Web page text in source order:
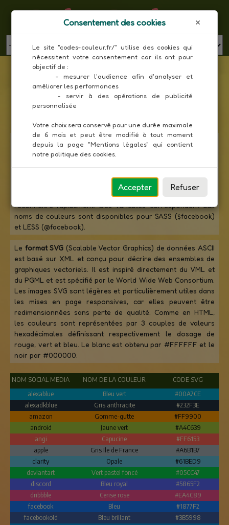
Codes Couleur
MENU
Liste des couleurs Social Media en code SVG
Toutes les couleurs
social media
regroupe l'ensemble des réseaux et médias
sociaux qui mettent en relation des internautes pour
couleurs officielles des réseaux sociaux augmente
l'efficacité d'un design en permettant aux internautes de les
reconnaitre rapidement. Des variables correspondant aux
noms de couleurs sont disponibles pour SASS ($facebook)
et LESS (@facebook).
Le format SVG (Scalable Vector Graphics) de données ASCII
est basé sur XML et conçu pour décrire des ensembles de
graphiques vectoriels. Il est inspiré directement du VML et
du PGML et est spécifié par le World Wide Web Consortium.
Les images SVG sont légères et particulièrement utiles dans
les mises en page responsives, car elles peuvent être
redimensionnées sans perte de qualité. Comme en HTML,
les couleurs sont représentées par 3 couples de valeurs
hexadécimales définissant respectivement le dosage de
rouge, vert et bleu. Le blanc est obtenu par #FFFFFF et le
noir par #000000.
NOM SOCIAL MEDIA NOM DE LA COULEUR
CODE SVG
alexablue
Bleu vert
#00A7CE
alexadkblue
Gris anthracite
#232F3E
amazon
Gomme-gutte
#FF9900
android
Jaune vert
#A4C639
angi
Capucine
#FF6153
apple
Gris Ile de France
#A6B1B7
clarity
Opale
#61BED9
deviantart
Vert pastel foncé
#05CC47
discord
Bleu royal
#5865F2
dribbble
Cerise rose
#EA4C89
facebook
Bleu
#1877F2
facebookold
Bleu brillant
#3B5998
Consentement des cookies
Le site "codes-couleur.fr/" utilise des cookies qui
nécessitent votre consentement car ils ont pour
objectif de :
améliorer les performances
     - servir à des opérations de publicité
personnalisée
Votre choix sera conservé pour une durée maximale
de 6 mois et peut être modifié à tout moment
depuis la page "Mentions légales" qui contient
notre politique des cookies.
Accepter Refuser